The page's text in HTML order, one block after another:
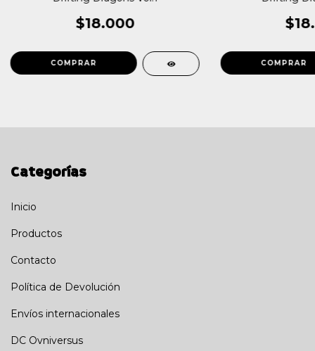
$18.000
Categorías
Inicio
Productos
Contacto
Política de Devolución
Envíos internacionales
DC Ovniversus